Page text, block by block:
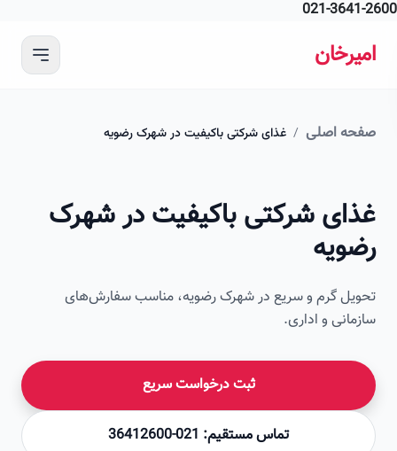
021-
اصلی / غذای شرکتی باکیفیت در شهرک رضویه
شرکتی باکیفیت در شهرک
گرم و سریع در شهرک رضویه، مناسب سفارش‌های
و اداری.
ثبت درخواست سریع
تماس مستقیم: 021-36412600